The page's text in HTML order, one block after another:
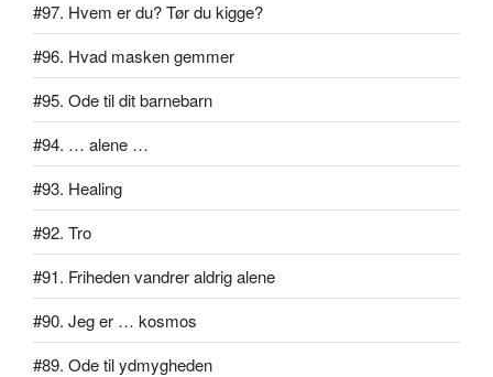
#97. Hvem er du? Tør du kigge?
#96. Hvad masken gemmer
#95. Ode til dit barnebarn
#94. … alene …
#93. Healing
#92. Tro
#91. Friheden vandrer aldrig alene
#90. Jeg er … kosmos
#89. Ode til ydmygheden